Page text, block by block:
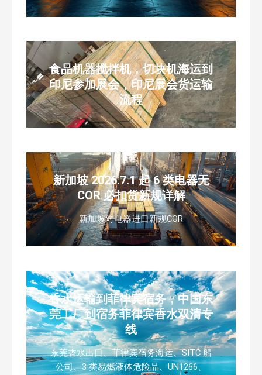
食品机器搅拌机，切块机海运到
印尼参加展会，印尼展会货运输
流程
新加坡 2026.7.1 起 6 类电器无
COR 必扣货新规详解
新加坡对电器进口新规COR
香水运输到菲律宾宿务，中国东
莞工厂到宿务菲律宾香水双清专
线
东莞香水出口、菲律宾宿务海运、SITC 船
公司、3 类易燃液体危险品、UN1266、